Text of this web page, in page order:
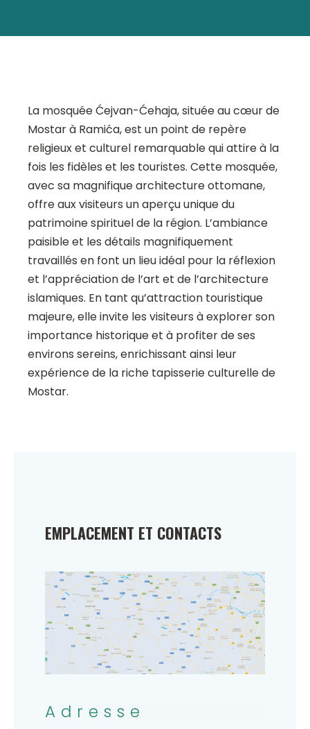
La mosquée Ćejvan-Ćehaja, située au cœur de
Mostar à Ramića, est un point de repère
religieux et culturel remarquable qui attire à la
fois les fidèles et les touristes. Cette mosquée,
avec sa magnifique architecture ottomane,
offre aux visiteurs un aperçu unique du
patrimoine spirituel de la région. L’ambiance
paisible et les détails magnifiquement
travaillés en font un lieu idéal pour la réflexion
et l’appréciation de l’art et de l’architecture
islamiques. En tant qu’attraction touristique
majeure, elle invite les visiteurs à explorer son
importance historique et à profiter de ses
environs sereins, enrichissant ainsi leur
expérience de la riche tapisserie culturelle de
Mostar.
EMPLACEMENT ET CONTACTS
Adresse